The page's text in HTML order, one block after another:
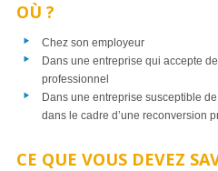
OÙ ?
Chez son employeur
Dans une entreprise qui accepte
professionnel
Dans une entreprise susceptible de
dans le cadre d’une reconversion
CE QUE VOUS DEVEZ